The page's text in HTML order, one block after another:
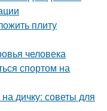
плиту
человека
спортом на
дичку: советы для